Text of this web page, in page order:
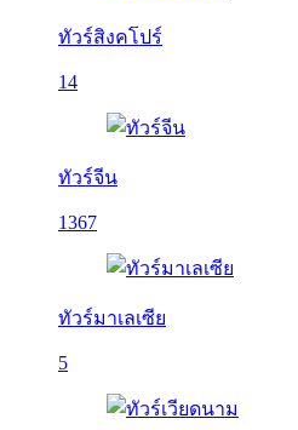
ทัวร์สิงคโปร์
14
ทัวร์จีน
1367
ทัวร์มาเลเซีย
5